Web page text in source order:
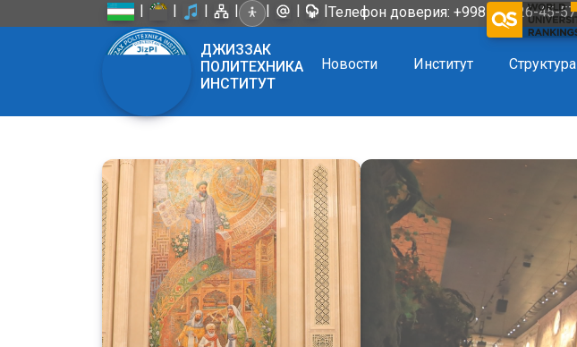
| | | | | | |Телефон доверия: +998 72 226-45-57
ДЖИЗЗАК
ПОЛИТЕХНИКА
ИНСТИТУТ
Новости Институт Структура